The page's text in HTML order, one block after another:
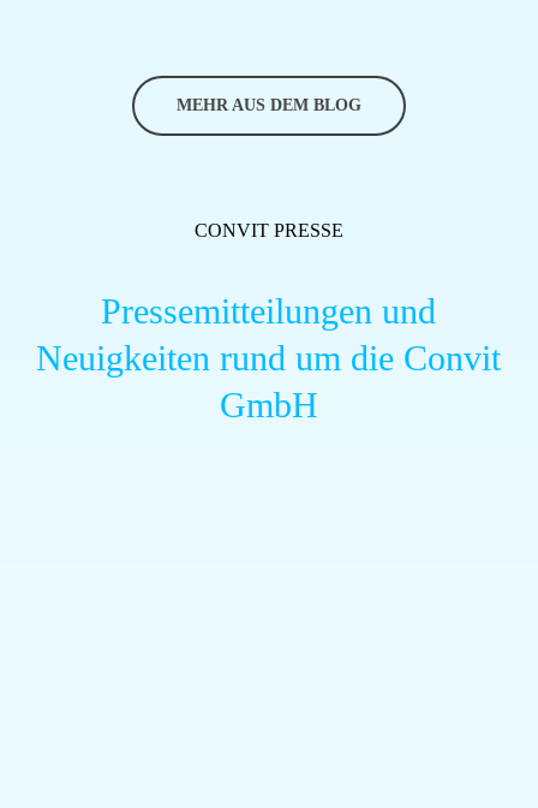
MEHR AUS DEM BLOG
CONVIT PRESSE
Presse­mitteilungen und
Neuigkeiten rund um die Convit
GmbH